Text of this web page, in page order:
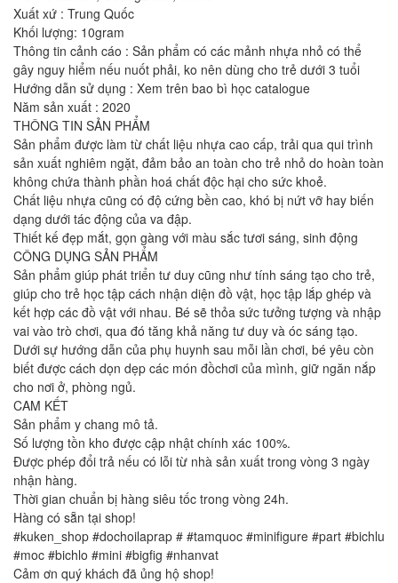
Xuất xứ : Trung Quốc
Khối lượng: 10gram
Thông tin cảnh cáo : Sản phẩm có các mảnh nhựa nhỏ có thể
gây nguy hiểm nếu nuốt phải, ko nên dùng cho trẻ dưới 3 tuổi
Hướng dẫn sử dụng : Xem trên bao bì học catalogue
Năm sản xuất : 2020
THÔNG TIN SẢN PHẨM
Sản phẩm được làm từ chất liệu nhựa cao cấp, trải qua qui trình
sản xuất nghiêm ngặt, đảm bảo an toàn cho trẻ nhỏ do hoàn toàn
không chứa thành phần hoá chất độc hại cho sức khoẻ.
Chất liệu nhựa cũng có độ cứng bền cao, khó bị nứt vỡ hay biến
dạng dưới tác động của va đập.
Thiết kế đẹp mắt, gọn gàng với màu sắc tươi sáng, sinh động
CÔNG DỤNG SẢN PHẨM
Sản phẩm giúp phát triển tư duy cũng như tính sáng tạo cho trẻ,
giúp cho trẻ học tập cách nhận diện đồ vật, học tập lắp ghép và
kết hợp các đồ vật với nhau. Bé sẽ thỏa sức tưởng tượng và nhập
vai vào trò chơi, qua đó tăng khả năng tư duy và óc sáng tạo.
Dưới sự hướng dẫn của phụ huynh sau mỗi lần chơi, bé yêu còn
biết được cách dọn dẹp các món đồchơi của mình, giữ ngăn nắp
cho nơi ở, phòng ngủ.
CAM KẾT
Sản phẩm y chang mô tả.
Số lượng tồn kho được cập nhật chính xác 100%.
Được phép đổi trả nếu có lỗi từ nhà sản xuất trong vòng 3 ngày
nhận hàng.
Thời gian chuẩn bị hàng siêu tốc trong vòng 24h.
Hàng có sẵn tại shop!
#kuken_shop #dochoilaprap # #tamquoc #minifigure #part #bichlu
#moc #bichlo #mini #bigfig #nhanvat
Cảm ơn quý khách đã ủng hộ shop!